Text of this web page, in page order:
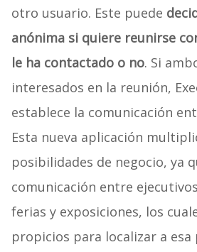
otro usuario. Este puede
anónima si quiere reunirse
le ha contactado o no. Si
interesados en la reunión,
establece la comunicación
Esta nueva aplicación
posibilidades de negocio, ya
comunicación entre
ferias y exposiciones, los
propicios para localizar a esa